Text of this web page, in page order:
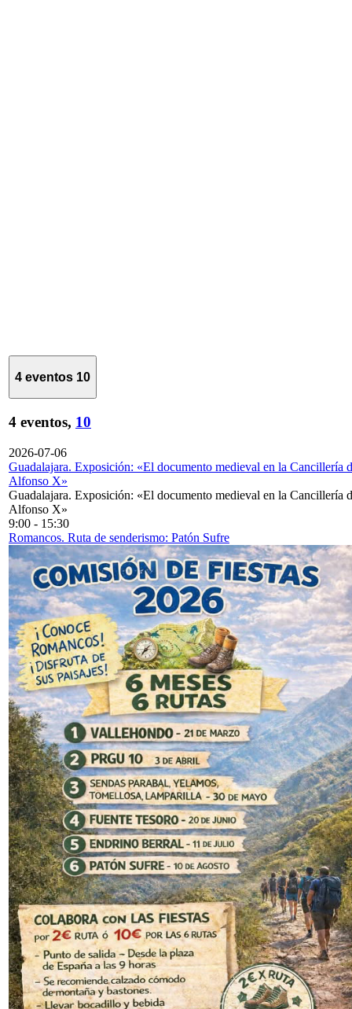
4 eventos 10
4 eventos, 10
2026-07-06
Guadalajara. Exposición: «El documento medieval en la Cancillería
Alfonso X»
Guadalajara. Exposición: «El documento medieval en la Cancillería
Alfonso X»
9:00 - 15:30
Romancos. Ruta de senderismo: Patón Sufre